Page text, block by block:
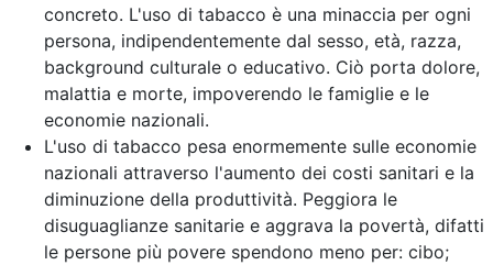
concreto. L'uso di tabacco è una minaccia per ogni
persona, indipendentemente dal sesso, età, razza,
background culturale o educativo. Ciò porta dolore,
malattia e morte, impoverendo le famiglie e le
economie nazionali.
L'uso di tabacco pesa enormemente sulle economie
nazionali attraverso l'aumento dei costi sanitari e la
diminuzione della produttività. Peggiora le
disuguaglianze sanitarie e aggrava la povertà, difatti
le persone più povere spendono meno per: cibo;